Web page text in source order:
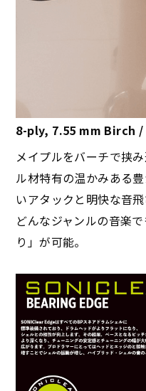
8-ply, 7.55 mm Birch
メイプルをバーチで挟
ル材特有の温かみある
いアタックと明快な音
どんなジャンルの音楽
り」が可能。